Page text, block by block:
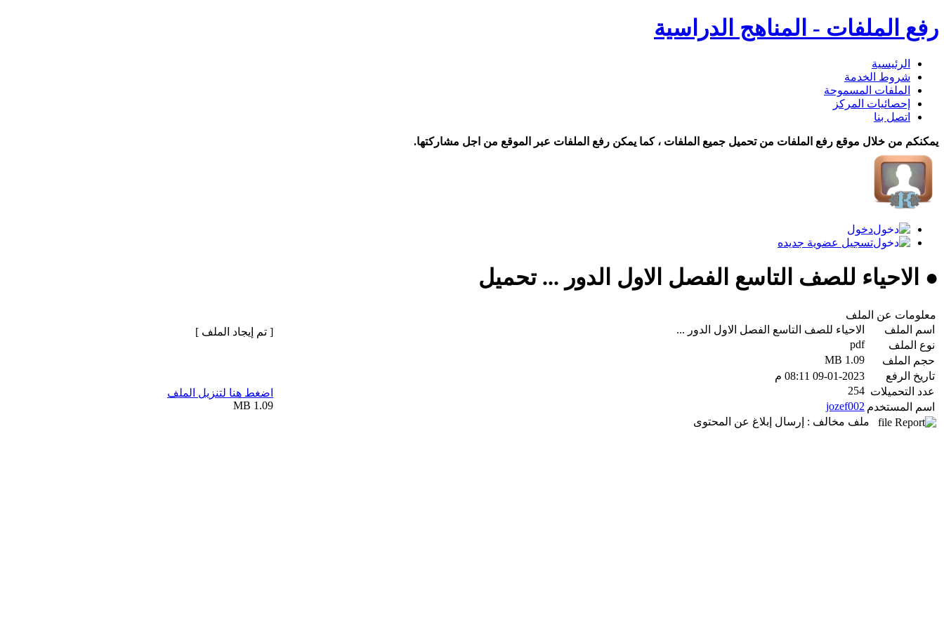
رفع الملفات - المناهج الدراسية
الرئيسية
شروط الخدمة
الملفات المسموحة
إحصائيات المركز
اتصل بنا
يمكنكم من خلال موقع رفع الملفات من تحميل جميع الملفات ، كما يمكن رفع الملفات عبر الموقع من اجل مشاركتها.
دخول
تسجيل عضوية جديده
● الاحياء للصف التاسع الفصل الاول الدور ... تحميل
معلومات عن الملف
اسم الملف
الاحياء للصف التاسع الفصل الاول الدور ...
نوع الملف
pdf
حجم الملف
1.09 MB
تاريخ الرفع
09-01-2023 08:11 م
عدد التحميلات 254
اسم المستخدم jozef002
ملف مخالف : إرسال إبلاغ عن المحتوى
[ تم إيجاد الملف ]
اضغط هنا لتنزيل الملف
1.09 MB